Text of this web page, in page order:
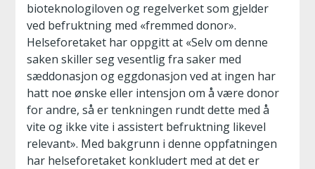
bioteknologiloven og regelverket som gjelder
ved befruktning med «fremmed donor».
Helseforetaket har oppgitt at «Selv om denne
saken skiller seg vesentlig fra saker med
sæddonasjon og eggdonasjon ved at ingen har
hatt noe ønske eller intensjon om å være donor
for andre, så er tenkningen rundt dette med å
vite og ikke vite i assistert befruktning likevel
relevant». Med bakgrunn i denne oppfatningen
har helseforetaket konkludert med at det er